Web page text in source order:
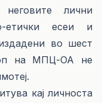
лични
етички есеи и
во шест
на МПЦ-ОА не
кај личноста